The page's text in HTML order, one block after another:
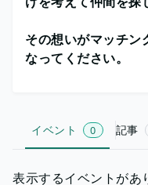
その想いがマッチン
なってください。
イベント 0 記事
表示するイベントがあ